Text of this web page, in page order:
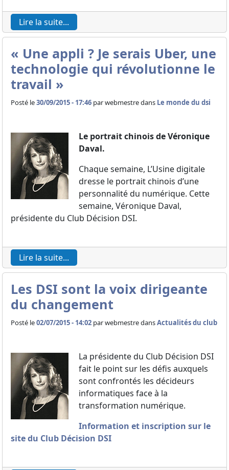
Lire la suite...
« Une appli ? Je serais Uber, une
technologie qui révolutionne le
travail »
Posté le30/09/2015 - 17:46 parwebmestre dans Le monde du dsi
Le portrait chinois de Véronique
Daval.
Chaque semaine, L’Usine digitale
dresse le portrait chinois d’une
personnalité du numérique. Cette
semaine, Véronique Daval,
présidente du Club Décision DSI.
Lire la suite...
Les DSI sont la voix dirigeante
du changement
Posté le02/07/2015 - 14:02 parwebmestre dansActualités du club
La présidente du Club Décision DSI
fait le point sur les défis auxquels
sont confrontés les décideurs
informatiques face à la
transformation numérique.
Information et inscription sur le
site du Club Décision DSI